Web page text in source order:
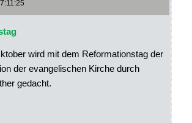
wird mit dem Reformationstag der
der evangelischen Kirche durch
gedacht.